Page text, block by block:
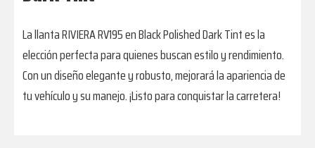
La llanta RIVIERA RV195 en Black Polished Dark Tint es la
elección perfecta para quienes buscan estilo y rendimiento.
Con un diseño elegante y robusto, mejorará la apariencia de
tu vehículo y su manejo. ¡Listo para conquistar la carretera!